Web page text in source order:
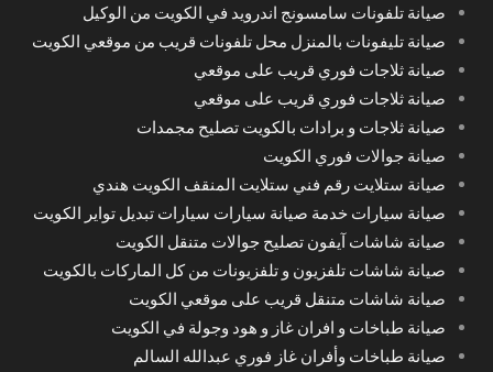
صيانة تلفونات سامسونج اندرويد في الكويت من الوكيل
صيانة تليفونات بالمنزل محل تلفونات قريب من موقعي الكويت
صيانة ثلاجات فوري قريب على موقعي
صيانة ثلاجات فوري قريب على موقعي
صيانة ثلاجات و برادات بالكويت تصليح مجمدات
صيانة جوالات فوري الكويت
صيانة ستلايت رقم فني ستلايت المنقف الكويت هندي
صيانة سيارات خدمة صيانة سيارات سيارات تبديل تواير الكويت
صيانة شاشات آيفون تصليح جوالات متنقل الكويت
صيانة شاشات تلفزيون و تلفزيونات من كل الماركات بالكويت
صيانة شاشات متنقل قريب على موقعي الكويت
صيانة طباخات و افران غاز و هود وجولة في الكويت
صيانة طباخات وأفران غاز فوري عبدالله السالم